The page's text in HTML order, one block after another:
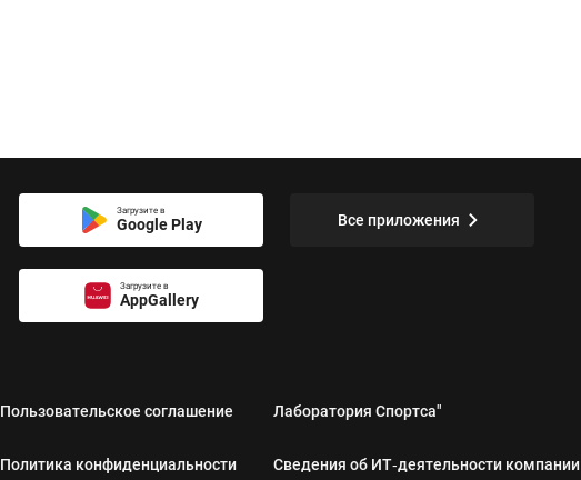
Загрузите в
Google Play
Загрузите в
AppGallery
Все приложения
Пользовательское соглашение
Политика конфиденциальности
Лаборатория Спортса"
Сведения об ИТ‑деятельности компании